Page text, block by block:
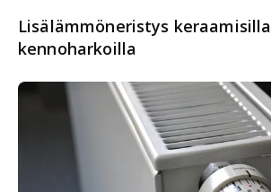
Lisälämmöneristys keraamisilla
kennoharkoilla